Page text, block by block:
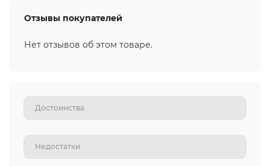
Отзывы покупателей
Нет отзывов об этом товаре.